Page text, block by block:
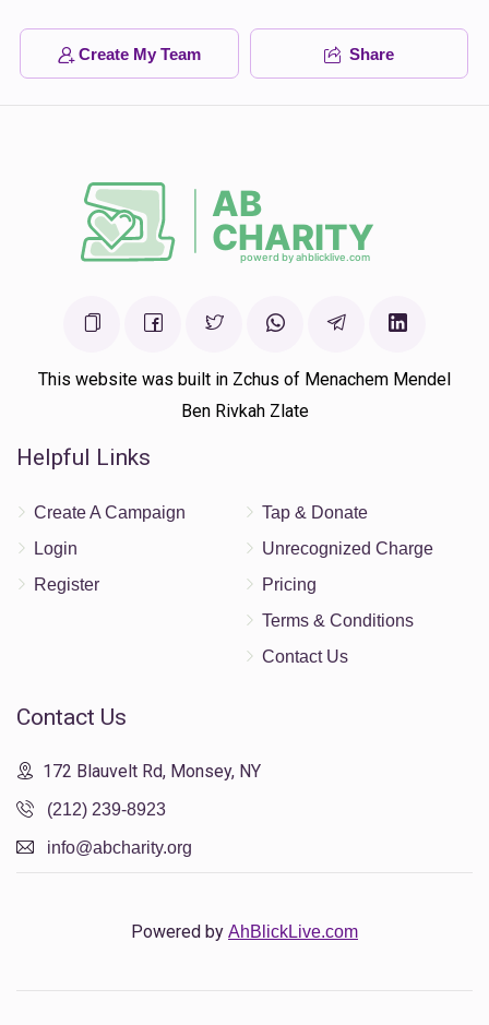
Create My Team Share
This website was built in Zchus of Menachem Mendel
Ben Rivkah Zlate
Helpful Links
Create A Campaign
Login
Register
Tap & Donate
Unrecognized Charge
Pricing
Terms & Conditions
Contact Us
Contact Us
172 Blauvelt Rd, Monsey, NY
(212) 239-8923
info@abcharity.org
Powered by AhBlickLive.com